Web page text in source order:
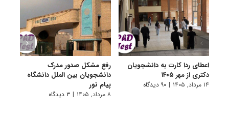
اعطای ردا کارت به دانشجویان
دکتری از مهر ۱۴۰۵
۱۴ مرداد, ۱۴۰۵ | ۹۰ دیدگاه
رفع مشکل صدور مدرک
دانشجویان بین الملل دانشگاه
پیام نور
۸ مرداد, ۱۴۰۵ | ۳ دیدگاه